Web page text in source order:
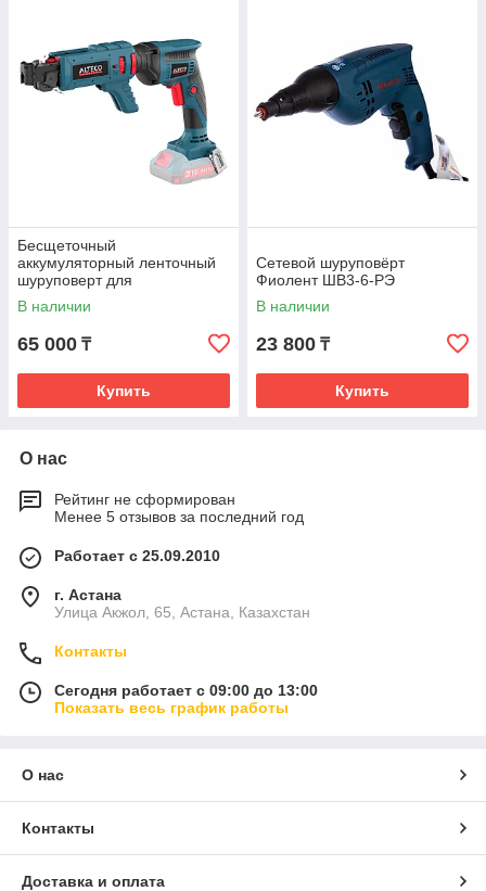
Бесщеточный
аккумуляторный ленточный
шуруповерт для
гипсокартона ALTECO CBS
21-55 BL Solo (без АКБ и ЗУ)
В наличии
65 000 ₸
Купить
Сетевой шуруповёрт
Фиолент ШВ3-6-РЭ
В наличии
23 800 ₸
Купить
О нас
Рейтинг не сформирован
Менее 5 отзывов за последний год
Работает с 25.09.2010
г. Астана
Улица Акжол, 65, Астана, Казахстан
Контакты
Сегодня работает с 09:00 до 13:00
Показать весь график работы
О нас
Контакты
Доставка и оплата